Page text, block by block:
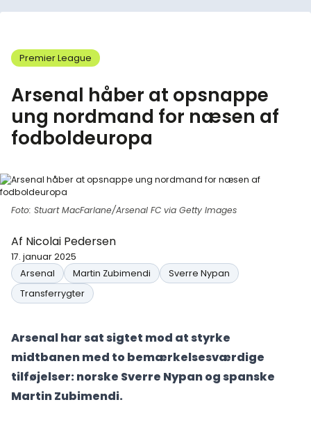
Premier League
Arsenal håber at opsnappe
ung nordmand for næsen af
fodboldeuropa
Foto: Stuart MacFarlane/Arsenal FC via Getty Images
Af Nicolai Pedersen
17. januar 2025
Arsenal
Martin Zubimendi
Sverre Nypan
Transferrygter
Arsenal har sat sigtet mod at styrke
midtbanen med to bemærkelsesværdige
tilføjelser: norske Sverre Nypan og spanske
Martin Zubimendi.